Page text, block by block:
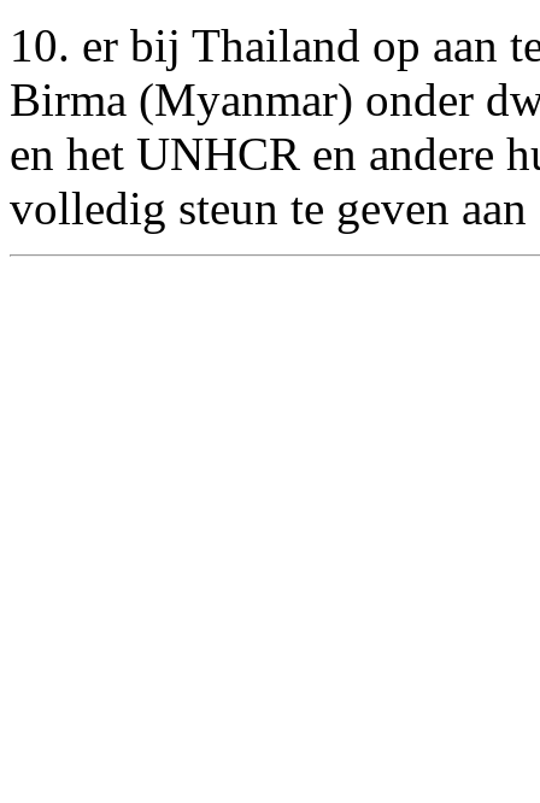
10. er bij Thailand op aan
Birma (Myanmar) onder
en het UNHCR en andere
volledig steun te geven